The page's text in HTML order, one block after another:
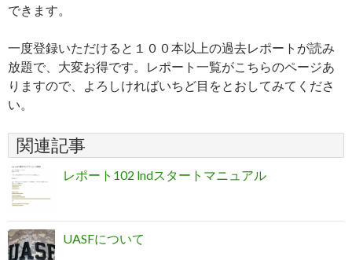
できます。
一度登録いただけると１００本以上の過去レポートが読み
放題で、大変お得です。レポート一覧がこちらのページあ
りますので、よろしければいちど目をとおしてみてくださ
い。
関連記事
レポート102 lndスタートマニュアル
UASFについて